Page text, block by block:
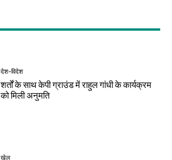
देश-विदेश
शर्तों के साथ केपी ग्राउंड में राहुल गांधी के कार्यक्रम
को मिली अनुमति
खेल